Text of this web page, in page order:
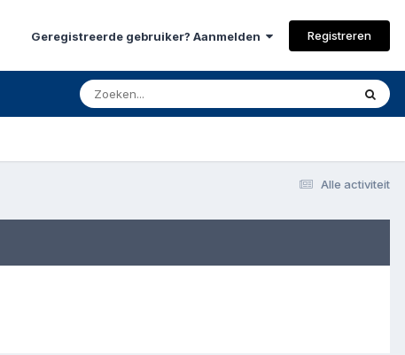
Geregistreerde gebruiker? Aanmelden Registreren
Alle activiteit